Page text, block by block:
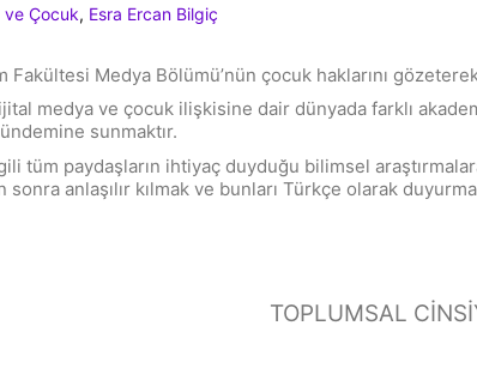
ve Çocuk, Esra Ercan Bilgiç
Medya Bölümü’nün çocuk haklarını
medya ve çocuk ilişkisine dair dünyada farklı
sunmaktır.
paydaşların ihtiyaç duyduğu bilimsel
anlaşılır kılmak ve bunları Türkçe olarak
TOPLUMSAL